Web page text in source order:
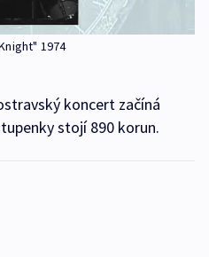
1974
koncert začíná
stojí 890 korun.